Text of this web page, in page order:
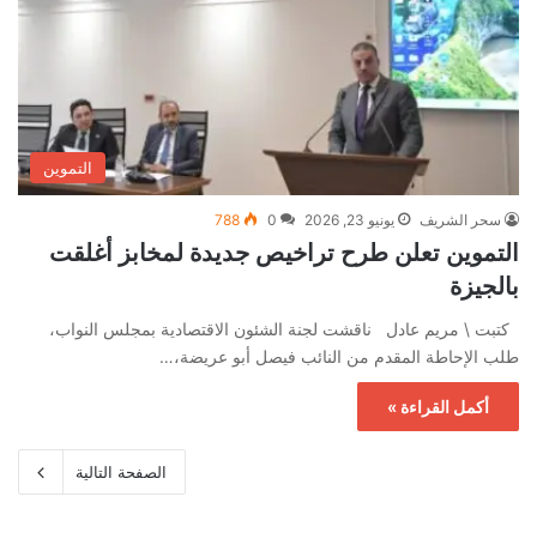
التموين
سحر الشريف يونيو 23, 2026 0
788
التموين تعلن طرح تراخيص جديدة لمخابز أغلقت
بالجيزة
كتبت \ مريم عادل ناقشت لجنة الشئون الاقتصادية بمجلس النواب،
طلب الإحاطة المقدم من النائب فيصل أبو عريضة،…
أكمل القراءة »
الصفحة التالية